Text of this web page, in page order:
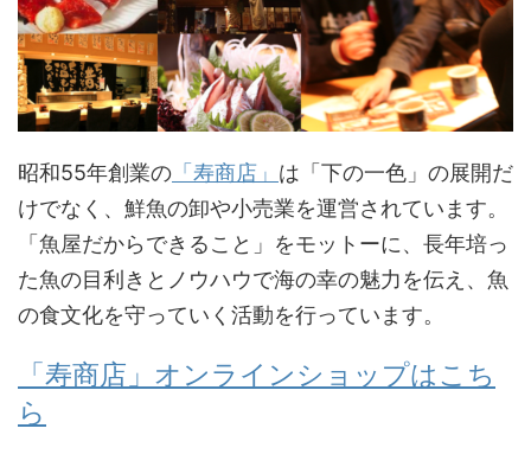
昭和55年創業の 「寿商店」 は「下の一色」の展開だ
けでなく、鮮魚の卸や小売業を運営されています。
「魚屋だからできること」をモットーに、長年培っ
た魚の目利きとノウハウで海の幸の魅力を伝え、魚
の食文化を守っていく活動を行っています。
「寿商店」オンラインショップはこち
ら